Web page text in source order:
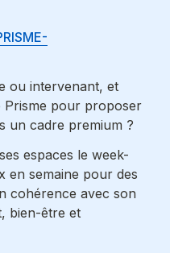
ou intervenant, et
Prisme pour proposer
un cadre premium ?
espaces le week-
en semaine pour des
cohérence avec son
bien-être et